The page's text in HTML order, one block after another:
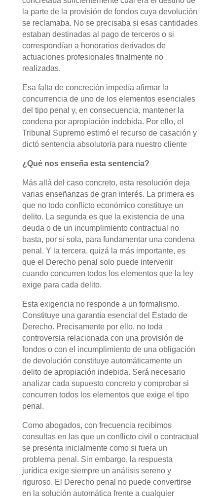
la parte de la provisión de fondos cuya devolución
se reclamaba. No se precisaba si esas cantidades
estaban destinadas al pago de terceros o si
correspondían a honorarios derivados de
actuaciones profesionales finalmente no
realizadas.
Esa falta de concreción impedía afirmar la
concurrencia de uno de los elementos esenciales
del tipo penal y, en consecuencia, mantener la
condena por apropiación indebida. Por ello, el
Tribunal Supremo estimó el recurso de casación y
dictó sentencia absolutoria para nuestro cliente
¿Qué nos enseña esta sentencia?
Más allá del caso concreto, esta resolución deja
varias enseñanzas de gran interés. La primera es
que no todo conflicto económico constituye un
delito. La segunda es que la existencia de una
deuda o de un incumplimiento contractual no
basta, por sí sola, para fundamentar una condena
penal. Y la tercera, quizá la más importante, es
que el Derecho penal solo puede intervenir
cuando concurren todos los elementos que la ley
exige para cada delito.
Esta exigencia no responde a un formalismo.
Constituye una garantía esencial del Estado de
Derecho. Precisamente por ello, no toda
controversia relacionada con una provisión de
fondos o con el incumplimiento de una obligación
de devolución constituye automáticamente un
delito de apropiación indebida. Será necesario
analizar cada supuesto concreto y comprobar si
concurren todos los elementos que exige el tipo
penal.
Como abogados, con frecuencia recibimos
consultas en las que un conflicto civil o contractual
se presenta inicialmente como si fuera un
problema penal. Sin embargo, la respuesta
jurídica exige siempre un análisis sereno y
riguroso. El Derecho penal no puede convertirse
en la solución automática frente a cualquier